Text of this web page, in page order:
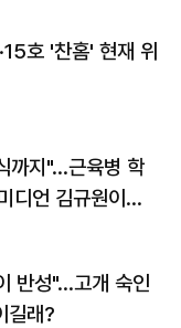
호 '찬홈' 현재 위
까지"…근육병 학
디언 김규원이었
반성"…고개 숙인
길래?